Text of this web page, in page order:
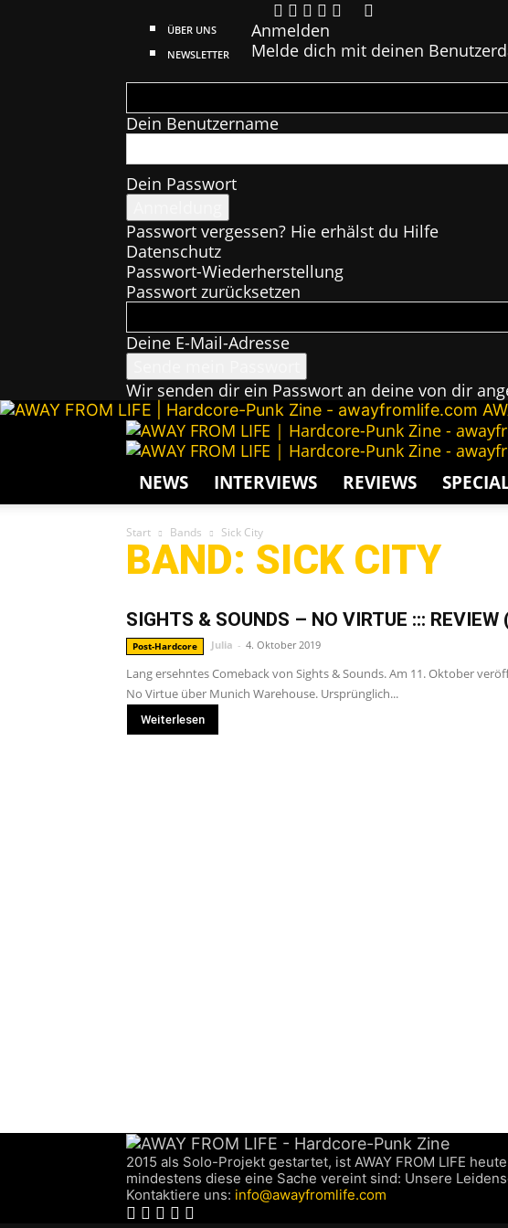
ÜBER UNS
NEWSLETTER
Anmelden
Melde dich mit deinen
Dein Benutzername
Dein Passwort
Passwort vergessen? Hie erhälst du Hilfe
Datenschutz
Passwort-Wiederherstellung
Passwort zurücksetzen
Deine E-Mail-Adresse
Wir senden dir ein Passwort an deine von dir
NEWS INTERVIEWS REVIEWS
Start Bands Sick City
BAND: SICK CITY
SIGHTS & SOUNDS – NO VIRTUE :::
Post-Hardcore Julia - 4. Oktober 2019
Lang ersehntes Comeback von Sights & Sounds. Am 11. Oktober
No Virtue über Munich Warehouse. Ursprünglich...
Weiterlesen
2015 als Solo-Projekt gestartet, ist AWAY FROM LIFE
mindestens diese eine Sache vereint sind: Unsere
Kontaktiere uns: info@awayfromlife.com